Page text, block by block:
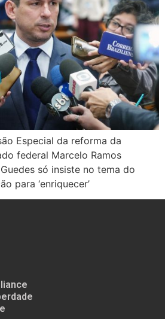
Especial da reforma da
federal Marcelo Ramos
só insiste no tema do
para ‘enriquecer’